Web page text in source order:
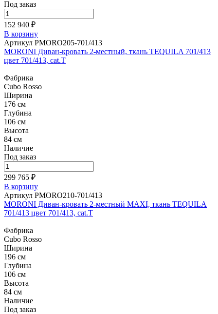
Под заказ
152 940 ₽
В корзину
Артикул PMORO205-701/413
MORONI Диван-кровать 2-местный, ткань TEQUILA 701/413
цвет 701/413, cat.T
Фабрика
Cubo Rosso
Ширина
176 см
Глубина
106 см
Высота
84 см
Наличие
Под заказ
299 765 ₽
В корзину
Артикул PMORO210-701/413
MORONI Диван-кровать 2-местный MAXI, ткань TEQUILA
701/413 цвет 701/413, cat.T
Фабрика
Cubo Rosso
Ширина
196 см
Глубина
106 см
Высота
84 см
Наличие
Под заказ